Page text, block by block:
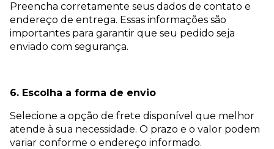
Preencha corretamente seus dados de contato e
endereço de entrega. Essas informações são
importantes para garantir que seu pedido seja
enviado com segurança.
6. Escolha a forma de envio
Selecione a opção de frete disponível que melhor
atende à sua necessidade. O prazo e o valor podem
variar conforme o endereço informado.